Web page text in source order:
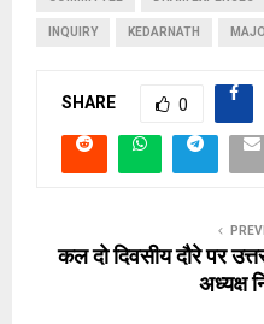
INQUIRY KEDARNATH
SHARE 0
कल दो दिवसीय दौरे पर
अध्यक्ष